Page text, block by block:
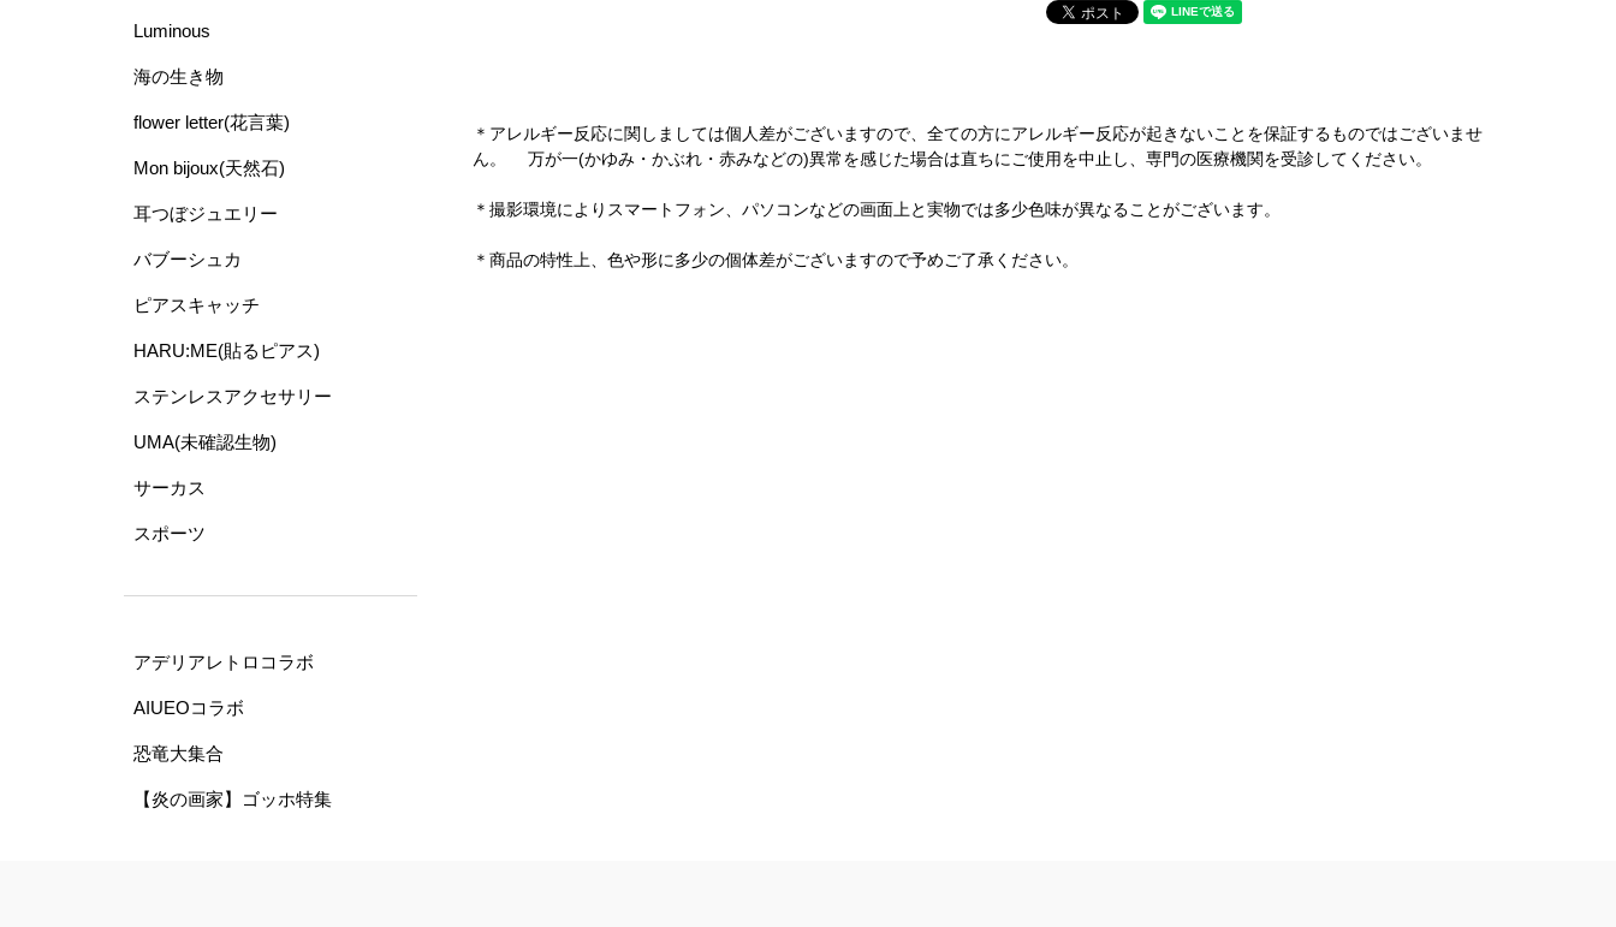
＊アレルギー反応に関しましては個人差がございますので、全ての方にアレルギー反応が起きないことを保証するものではございませ
ん。 万が一(かゆみ・かぶれ・赤みなどの)異常を感じた場合は直ちにご使用を中止し、専門の医療機関を受診してください。
＊撮影環境によりスマートフォン、パソコンなどの画面上と実物では多少色味が異なることがございます。
＊商品の特性上、色や形に多少の個体差がございますので予めご了承ください。
Luminous
海の生き物
flower letter(花言葉)
Mon bijoux(天然石)
耳つぼジュエリー
バブーシュカ
ピアスキャッチ
HARU:ME(貼るピアス)
ステンレスアクセサリー
UMA(未確認生物)
サーカス
スポーツ
アデリアレトロコラボ
AIUEOコラボ
恐竜大集合
【炎の画家】ゴッホ特集